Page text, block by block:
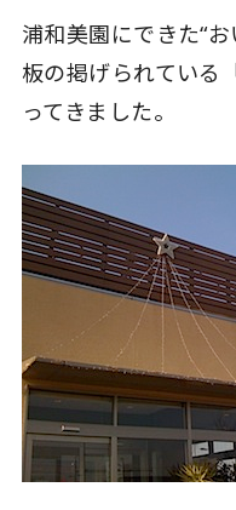
浦和美園にできた“
板の掲げられている
ってきました。